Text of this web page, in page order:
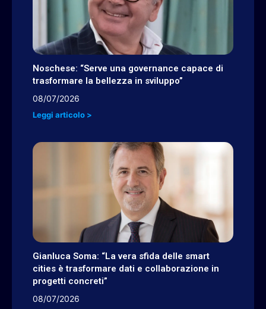
Noschese: “Serve una governance capace di
trasformare la bellezza in sviluppo”
08/07/2026
Leggi articolo >
Gianluca Soma: “La vera sfida delle smart
cities è trasformare dati e collaborazione in
progetti concreti”
08/07/2026